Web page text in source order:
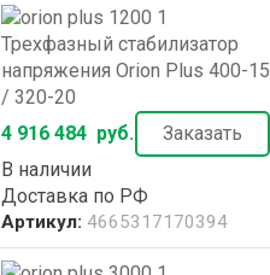
Трехфазный стабилизатор
напряжения Orion Plus 400-15
/ 320-20
4 916 484 руб.
Заказать
В наличии
Доставка по РФ
Артикул: 4665317170394